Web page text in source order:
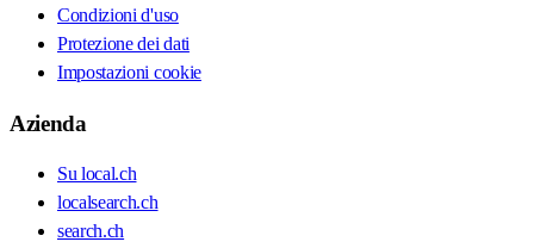
Condizioni d'uso
Protezione dei dati
Impostazioni cookie
Azienda
Su local.ch
localsearch.ch
search.ch